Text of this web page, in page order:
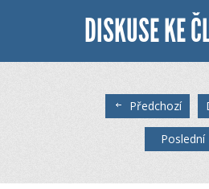
Zapomněli jste
Měli jste účet na
DISKUSE KE
Předchozí
Poslední